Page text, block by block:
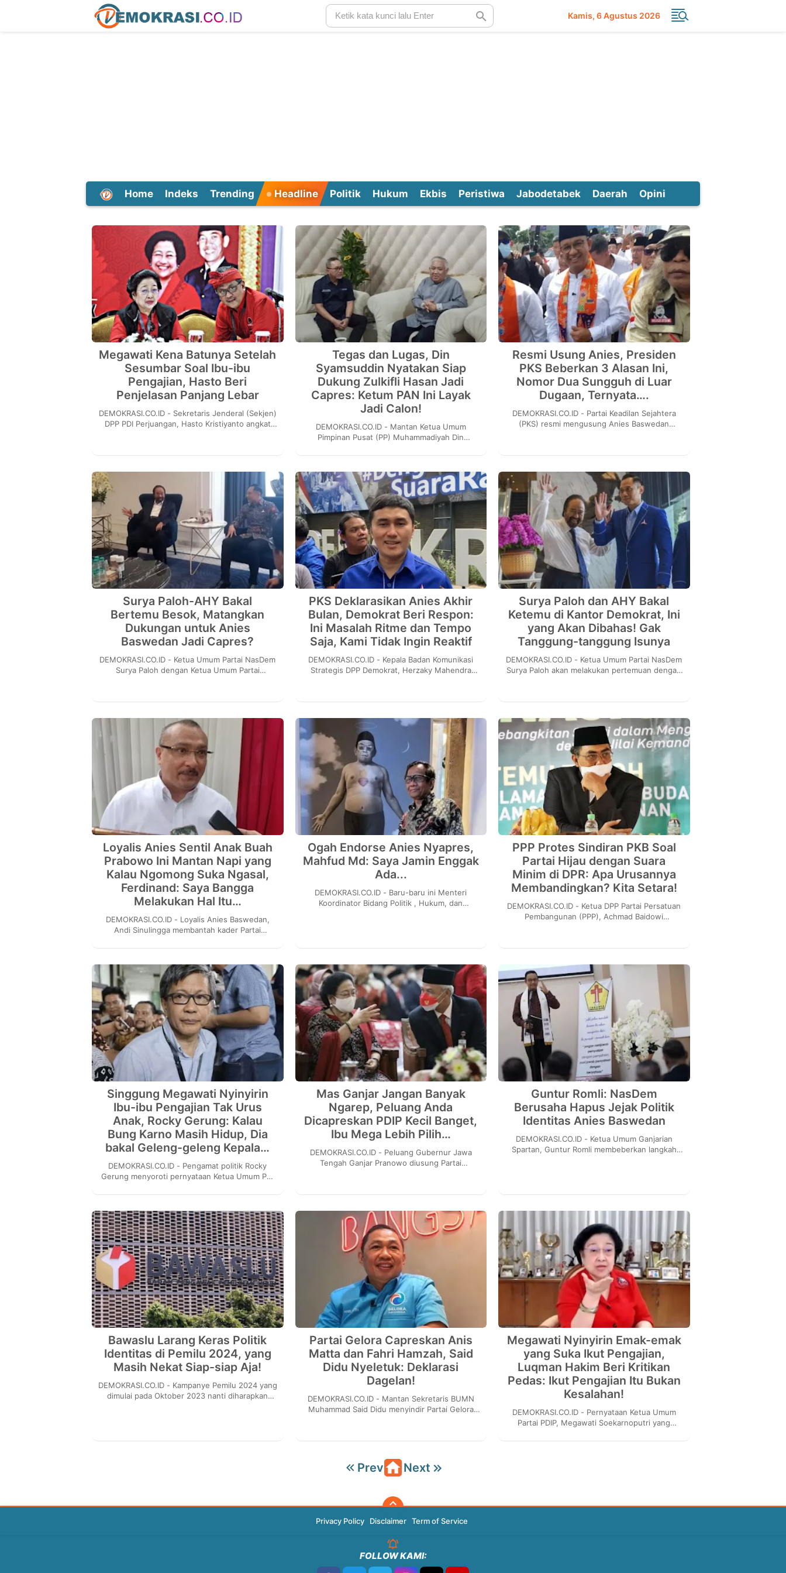
Kamis 6 Agustus 2026
Home Indeks Trending Headline Politik Hukum Ekbis Peristiwa Jabodetabek Daerah Opini
Megawati Kena Batunya Setelah
Sesumbar Soal Ibu-ibu
Pengajian, Hasto Beri
Penjelasan Panjang Lebar
DEMOKRASI.CO.ID - Sekretaris Jenderal (Sekjen)
DPP PDI Perjuangan, Hasto Kristiyanto angkat
Tegas dan Lugas, Din
Syamsuddin Nyatakan Siap
Dukung Zulkifli Hasan Jadi
Capres: Ketum PAN Ini Layak
Jadi Calon!
DEMOKRASI.CO.ID - Mantan Ketua Umum
Pimpinan Pusat (PP) Muhammadiyah Din
Nasional (PAN) Zulkifl...
Resmi Usung Anies, Presiden
PKS Beberkan 3 Alasan Ini,
Nomor Dua Sungguh di Luar
Dugaan, Ternyata….
DEMOKRASI.CO.ID - Partai Keadilan Sejahtera
(PKS) resmi mengusung Anies Baswedan
Surya Paloh-AHY Bakal
Bertemu Besok, Matangkan
Dukungan untuk Anies
Baswedan Jadi Capres?
DEMOKRASI.CO.ID - Ketua Umum Partai NasDem
Surya Paloh dengan Ketua Umum Partai
PKS Deklarasikan Anies Akhir
Bulan, Demokrat Beri Respon:
Ini Masalah Ritme dan Tempo
Saja, Kami Tidak Ingin Reaktif
DEMOKRASI.CO.ID - Kepala Badan Komunikasi
Strategis DPP Demokrat, Herzaky Mahendra
Surya Paloh dan AHY Bakal
Ketemu di Kantor Demokrat, Ini
yang Akan Dibahas! Gak
Tanggung-tanggung Isunya
DEMOKRASI.CO.ID - Ketua Umum Partai NasDem
Surya Paloh akan melakukan pertemuan dengan
Loyalis Anies Sentil Anak Buah
Prabowo Ini Mantan Napi yang
Kalau Ngomong Suka Ngasal,
Ferdinand: Saya Bangga
Melakukan Hal Itu…
DEMOKRASI.CO.ID - Loyalis Anies Baswedan,
Andi Sinulingga membantah kader Partai
bahwa Anies buk...
Ogah Endorse Anies Nyapres,
Mahfud Md: Saya Jamin Enggak
Ada...
DEMOKRASI.CO.ID - Baru-baru ini Menteri
Koordinator Bidang Politik , Hukum, dan
PPP Protes Sindiran PKB Soal
Partai Hijau dengan Suara
Minim di DPR: Apa Urusannya
Membandingkan? Kita Setara!
DEMOKRASI.CO.ID - Ketua DPP Partai Persatuan
Pembangunan (PPP), Achmad Baidowi
Singgung Megawati Nyinyirin
Ibu-ibu Pengajian Tak Urus
Anak, Rocky Gerung: Kalau
Bung Karno Masih Hidup, Dia
bakal Geleng-geleng Kepala…
DEMOKRASI.CO.ID - Pengamat politik Rocky
Gerung menyoroti pernyataan Ketua Umum PDI
menyinggung ibu-...
Mas Ganjar Jangan Banyak
Ngarep, Peluang Anda
Dicapreskan PDIP Kecil Banget,
Ibu Mega Lebih Pilih…
DEMOKRASI.CO.ID - Peluang Gubernur Jawa
Tengah Ganjar Pranowo diusung Partai
Guntur Romli: NasDem
Berusaha Hapus Jejak Politik
Identitas Anies Baswedan
DEMOKRASI.CO.ID - Ketua Umum Ganjarian
Spartan, Guntur Romli membeberkan langkah
Bawaslu Larang Keras Politik
Identitas di Pemilu 2024, yang
Masih Nekat Siap-siap Aja!
DEMOKRASI.CO.ID - Kampanye Pemilu 2024 yang
dimulai pada Oktober 2023 nanti diharapkan
Partai Gelora Capreskan Anis
Matta dan Fahri Hamzah, Said
Didu Nyeletuk: Deklarasi
Dagelan!
DEMOKRASI.CO.ID - Mantan Sekretaris BUMN
Muhammad Said Didu menyindir Partai Gelora
Megawati Nyinyirin Emak-emak
yang Suka Ikut Pengajian,
Luqman Hakim Beri Kritikan
Pedas: Ikut Pengajian Itu Bukan
Kesalahan!
DEMOKRASI.CO.ID - Pernyataan Ketua Umum
Partai PDIP, Megawati Soekarnoputri yang
yang suka iku...
Prev Next
Privacy Policy Disclaimer Term of Service
FOLLOW KAMI: